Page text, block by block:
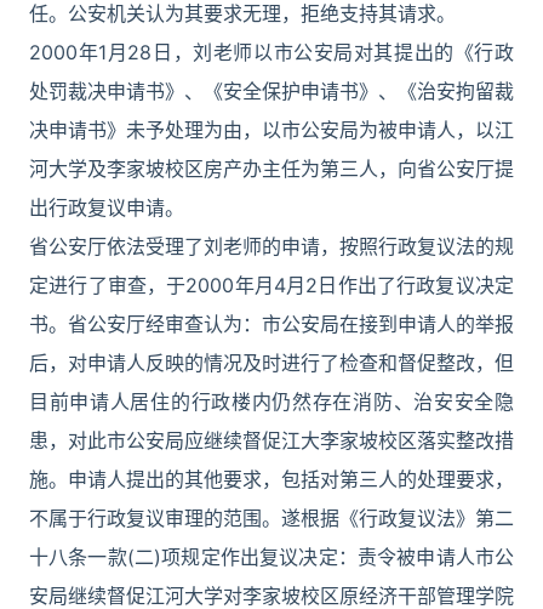
任。公安机关认为其要求无理，拒绝支持其请求。
2000年1月28日，刘老师以市公安局对其提出的《行政
处罚裁决申请书》、《安全保护申请书》、《治安拘留裁
决申请书》未予处理为由，以市公安局为被申请人，以江
河大学及李家坡校区房产办主任为第三人，向省公安厅提
出行政复议申请。
省公安厅依法受理了刘老师的申请，按照行政复议法的规
定进行了审查，于2000年月4月2日作出了行政复议决定
书。省公安厅经审查认为：市公安局在接到申请人的举报
后，对申请人反映的情况及时进行了检查和督促整改，但
目前申请人居住的行政楼内仍然存在消防、治安安全隐
患，对此市公安局应继续督促江大李家坡校区落实整改措
施。申请人提出的其他要求，包括对第三人的处理要求，
不属于行政复议审理的范围。遂根据《行政复议法》第二
十八条一款(二)项规定作出复议决定：责令被申请人市公
安局继续督促江河大学对李家坡校区原经济干部管理学院